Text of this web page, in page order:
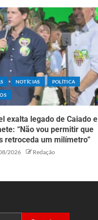
NOTÍCIAS POLÍTICA
exalta legado de Caiado e
“Não vou permitir que
retroceda um milímetro”
2026 Redação